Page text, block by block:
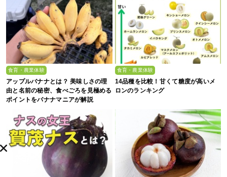
食育・農業体験
アップルバナナとは？ 美味しさの理
由と名前の秘密、食べごろを見極める
ポイントをバナナマニアが解説
食育・農業体験
14品種を比較！甘くて糖度が高いメ
ロンのランキング